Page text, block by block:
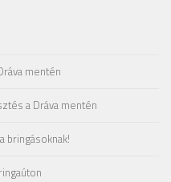
mentén
a Dráva mentén
bringásoknak!